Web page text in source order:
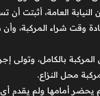
النيابة العامة، أثبتت
شراء المركبة، وأن
بالكامل، وتولى
محل النزاع.
لم يحضر أمامها ولم